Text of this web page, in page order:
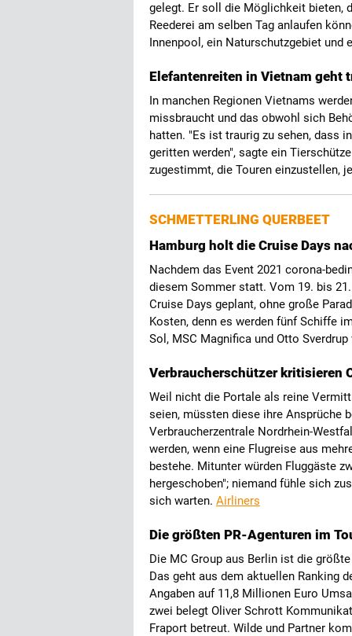
gelegt. Er soll die Möglichkeit bieten,
Reederei am selben Tag anlaufen
Innenpool, ein Naturschutzgebiet
Elefantenreiten in Vietnam geht
In manchen Regionen Vietnams
missbraucht und das obwohl sich
hatten. "Es ist traurig zu sehen, dass
geritten werden", sagte ein
zugestimmt, die Touren einzustellen,
SCHMETTERLING QUERBEET
Hamburg holt die Cruise Days
Nachdem das Event 2021 corona-
diesem Sommer statt. Vom 19. bis
Cruise Days geplant, ohne große
Kosten, denn es werden fünf Schiffe
Sol, MSC Magnifica und Otto
Verbraucherschützer kritisieren
Weil nicht die Portale als reine
seien, müssten diese ihre Ansprüche
Verbraucherzentrale Nordrhein-
werden, wenn eine Flugreise aus
bestehe. Mitunter würden Fluggäste
hergeschoben"; niemand fühle sich
sich warten. Airliners
Die größten PR-Agenturen im
Die MC Group aus Berlin ist die
Das geht aus dem aktuellen Ranking
Angaben auf 11,8 Millionen Euro
zwei belegt Oliver Schrott
Fraport betreut. Wilde und Partner